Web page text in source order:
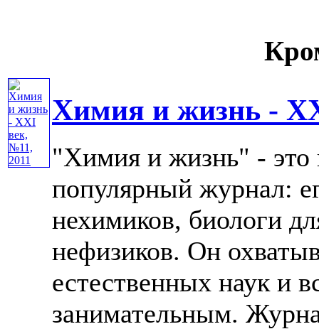
Химия и жизнь -
"Химия и жизнь" -
популярный журнал:
нехимиков, биологи
нефизиков. Он
естественных наук и
занимательным.